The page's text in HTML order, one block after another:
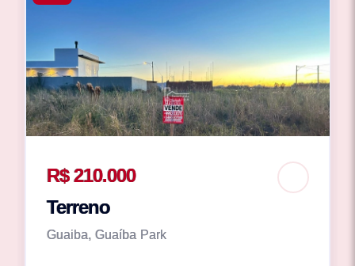
R$ 210.000
Terreno
Guaiba, Guaíba Park